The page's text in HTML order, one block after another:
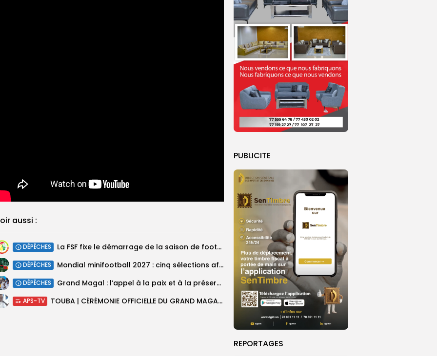
PUBLICITE
REPORTAGES
aussi :
DÉPÊCHES ‎La FSF fixe le démarrage de la saison de football pour le...
DÉPÊCHES ‎Mondial minifootball 2027 : cinq sélections africaines déjà qualifiées, trois billets encore...
DÉPÊCHES Grand Magal : l’appel à la paix et à la préservation de...
APS-TV TOUBA | CÉRÉMONIE OFFICIELLE DU GRAND MAGAL DE TOUBA 2026